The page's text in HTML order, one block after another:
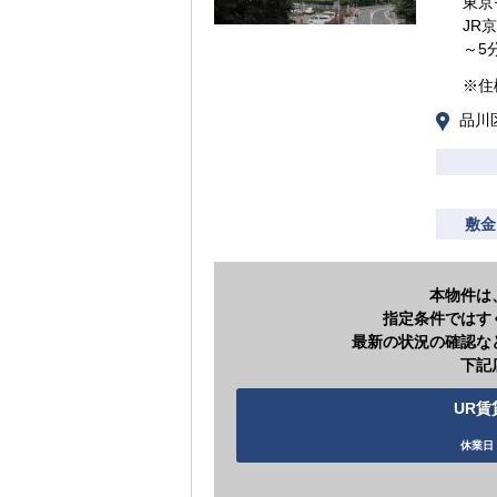
JR
～5
※住
品川
敷金
本物件は
指定条件ではす
最新の状況の確認
下記
UR
休業日